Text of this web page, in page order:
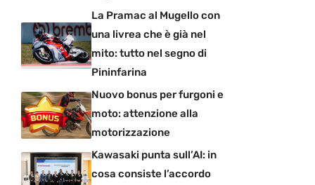
La Pramac al Mugello con
una livrea che è già nel
mito: tutto nel segno di
Pininfarina
Nuovo bonus per furgoni e
moto: attenzione alla
motorizzazione
Kawasaki punta sull’AI: in
cosa consiste l’accordo